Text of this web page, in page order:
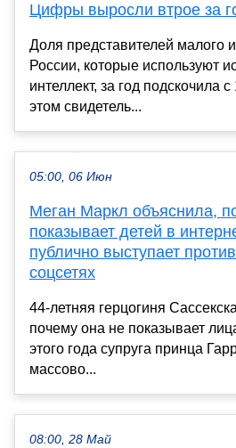
Цифры выросли втрое за
Доля представителей малого
России, которые используют
интеллект, за год подскочила
этом свидетель...
05:00, 06 Июн
Меган Маркл объяснила,
показывает детей в
публично выступает
соцсетях
44-летняя герцогиня
почему она не показывает
этого года супруга принца
массово...
08:00, 28 Май